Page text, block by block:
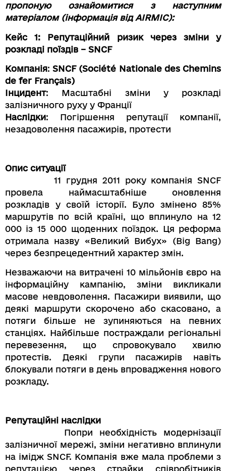
пропоную ознайомитися з наступним
матеріалом (інформація відAIRMIC):
Кейс 1: Репутаційний ризик через зміни у
розкладі поїздів – SNCF
Компанія:SNCF (Société Nationale des Chemins
de fer Français)
Інцидент: Масштабні зміни у розкладі
залізничного руху у Франції
Наслідки: Погіршення репутації компанії,
незадоволення пасажирів, протести
Опис ситуації
11 грудня 2011 року компанія SNCF
провела наймасштабніше оновлення
розкладів у своїй історії. Було змінено 85%
маршрутів по всій країні, що вплинуло на 12
000 із 15 000 щоденних поїздок. Ця реформа
отримала назву «Великий Вибух» (Big Bang)
через безпрецедентний характер змін.
Незважаючи на витрачені 10 мільйонів євро на
інформаційну кампанію, зміни викликали
масове невдоволення. Пасажири виявили, що
деякі маршрути скорочено або скасовано, а
потяги більше не зупиняються на певних
станціях. Найбільше постраждали регіональні
перевезення, що спровокувало хвилю
протестів. Деякі групи пасажирів навіть
блокували потяги в день впровадження нового
розкладу.
Репутаційні наслідки
Попри необхідність модернізації
залізничної мережі, зміни негативно вплинули
на імідж SNCF. Компанія вже мала проблеми з
репутацією через страйки співробітників